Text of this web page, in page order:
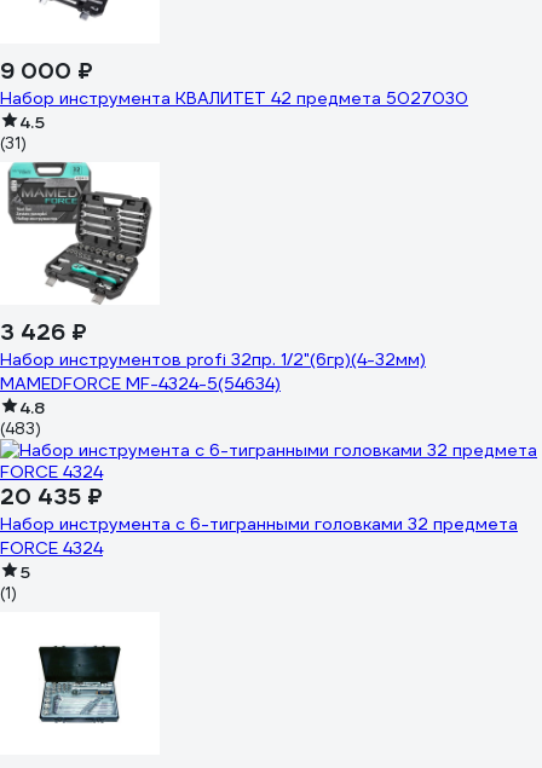
9 000 ₽
Набор инструмента КВАЛИТЕТ 42 предмета 5027030
4.5
(31)
3 426 ₽
Набор инструментов profi 32пр. 1/2"(6гр)(4-32мм)
MAMEDFORCE MF-4324-5(54634)
4.8
(483)
20 435 ₽
Набор инструмента с 6-тигранными головками 32 предмета
FORCE 4324
5
(1)